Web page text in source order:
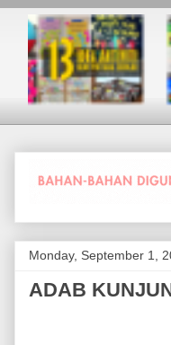
Monday, September 1,
ADAB